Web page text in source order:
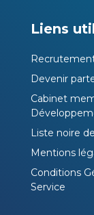
Liens
Devenir
Cabinet
Liste noire
Mentions
Conditions
Service